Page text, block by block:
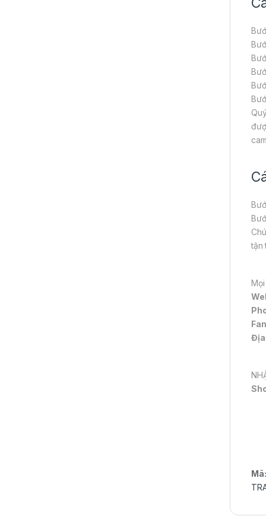
tận
Địa